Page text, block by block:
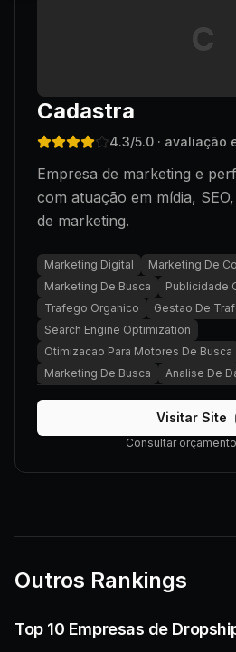
C
Cadastra
4.3/5.0 · avaliação
Empresa de marketing e
com atuação em mídia,
de marketing.
Marketing Digital
Marketing De
Marketing De Busca
Publicidade
Trafego Organico
Gestao De
Search Engine Optimization
Otimizacao Para Motores De Busca
Marketing De Busca
Analise De
Visitar Site
Consultar
Outros Rankings
Top 10 Empresas de